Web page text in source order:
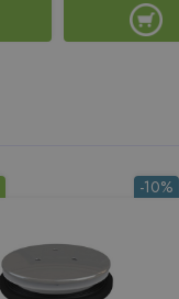
-10%